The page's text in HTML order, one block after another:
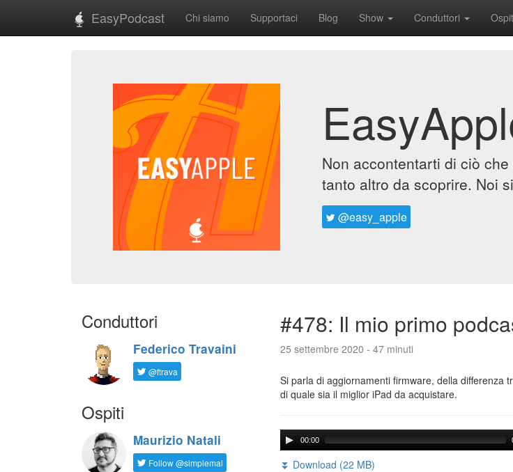
EasyPodcast Chi siamo Supportaci Blog Show Conduttori
Non accontentarti di ciò
tanto altro da scoprire. Noi
@easy_apple
Conduttori
Federico Travaini
@ftrava
Ospiti
Maurizio Natali
Follow @simplemal
#478: Il mio primo
25 settembre 2020 - 47 minuti
Si parla di aggiornamenti firmware, della differenza
di quale sia il miglior iPad da acquistare.
00:00
⏬ Download (22 MB)